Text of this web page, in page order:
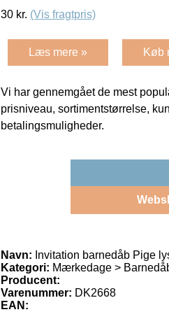
30 kr. (Vis fragtpris)
Læs mere » Køb
Vi har gennemgået de mest
prisniveau, sortimentstørrelse,
betalingsmuligheder.
Navn: Invitation barnedåb Pige
Kategori: Mærkedage >
Producent:
Varenummer: DK2668
EAN: